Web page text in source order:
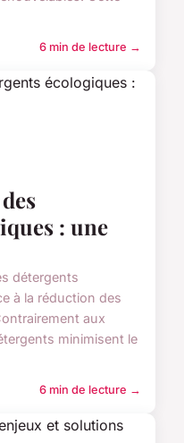
6 min de lecture →
: une
détergents
à la réduction des
aux
minimisent le
6 min de lecture →